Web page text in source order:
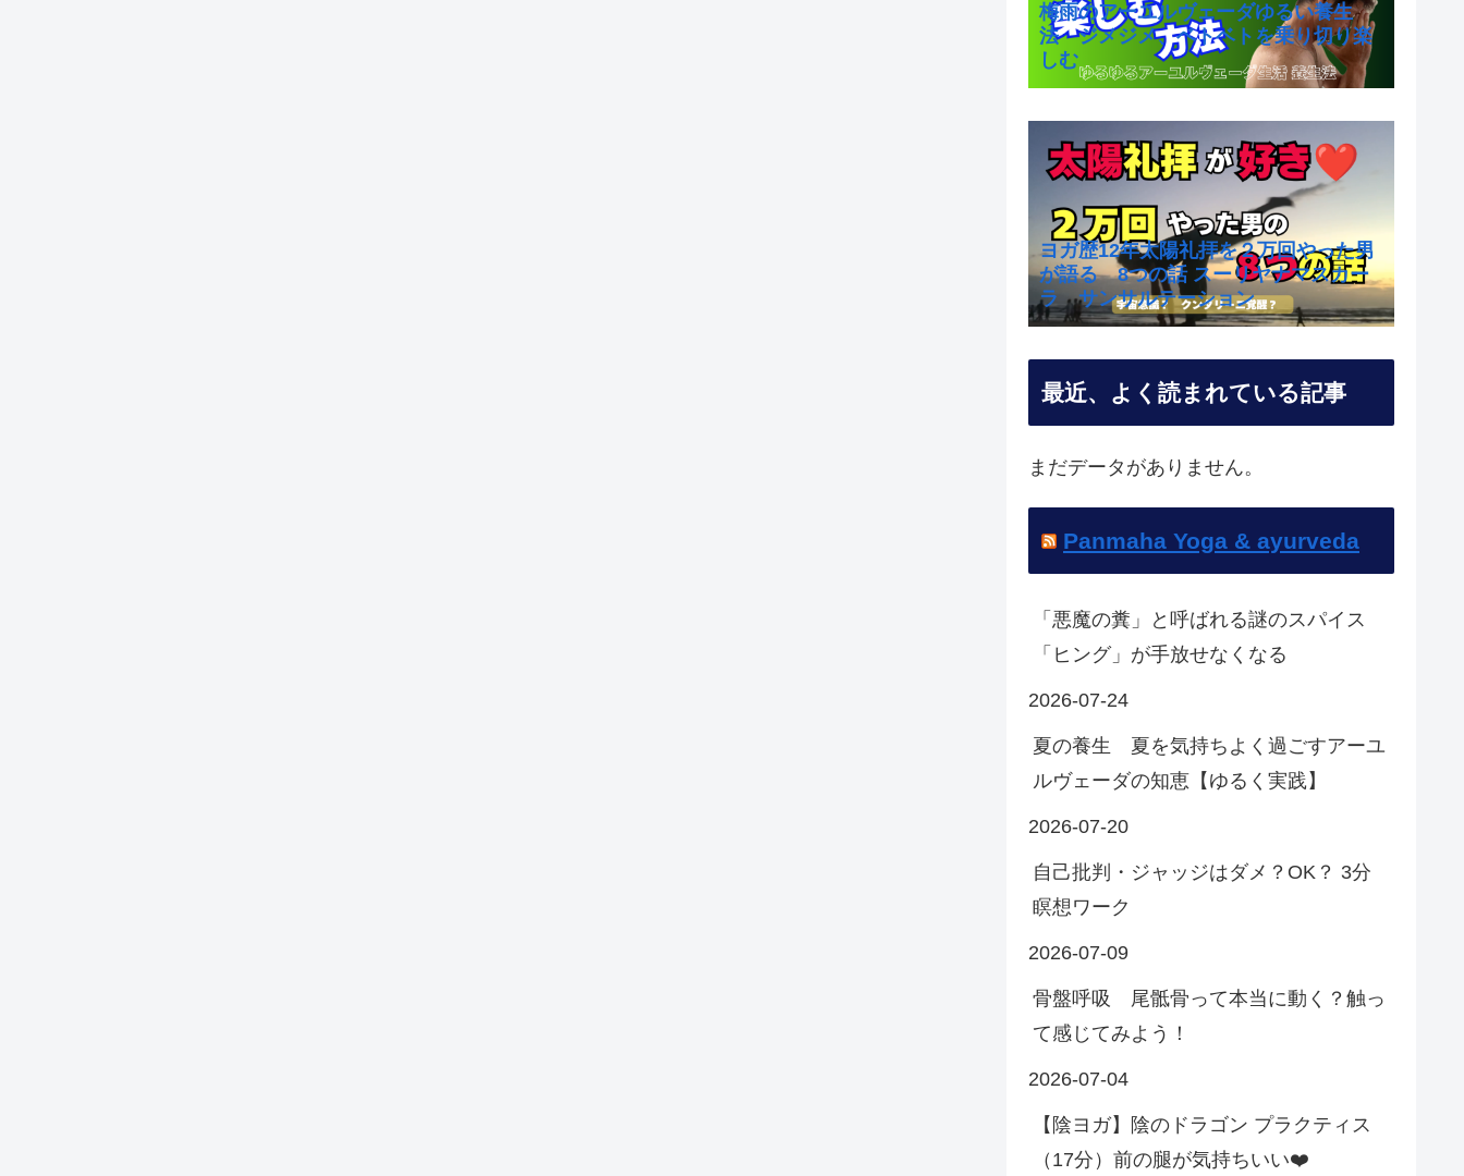
梅雨のアーユルヴェーダゆるい養生
法 ジメジメ、ベトベトを乗り切り楽
しむ
ヨガ歴12年太陽礼拝を２万回やった男
が語る 8つの話 スーリヤナマスカー
ラ サンサルテーション
最近、よく読まれている記事
まだデータがありません。
Panmaha Yoga & ayurveda
「悪魔の糞」と呼ばれる謎のスパイス
「ヒング」が手放せなくなる
2026-07-24
夏の養生 夏を気持ちよく過ごすアーユ
ルヴェーダの知恵【ゆるく実践】
2026-07-20
自己批判・ジャッジはダメ？OK？ 3分
瞑想ワーク
2026-07-09
骨盤呼吸 尾骶骨って本当に動く？触っ
て感じてみよう！
2026-07-04
【陰ヨガ】陰のドラゴン プラクティス
（17分）前の腿が気持ちいい❤️